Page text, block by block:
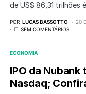
de US$ 86,31 trilhões
POR LUCAS BASSOTTO 20
SEM COMENTÁRIOS
ECONOMIA
IPO da Nubank
Nasdaq;